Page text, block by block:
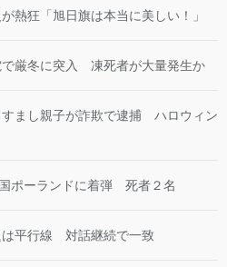
熱狂「旭日旗は本当に美しい！」
厳冬に突入 凍死者が大量発生か
まし親子が詐欺で逮捕 ハロウィン
ポーランドに着弾 死者２名
平行線 対話継続で一致